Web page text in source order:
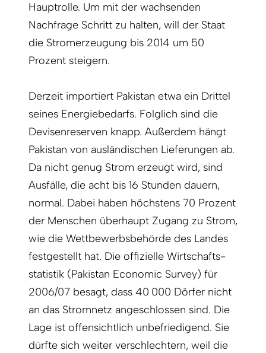
Hauptrolle. Um mit der wachsenden
Nachfrage Schritt zu halten, will der Staat
die Stromerzeugung bis 2014 um 50
Prozent steigern.
Derzeit importiert Pakistan etwa ein Drittel
seines Energiebedarfs. Folglich sind die
Devisenreserven knapp. Außerdem hängt
Pakistan von ausländischen Lieferungen ab.
Da nicht genug Strom erzeugt wird, sind
Ausfälle, die acht bis 16 Stunden dauern,
normal. Dabei haben höchstens 70 Prozent
der Menschen überhaupt Zugang zu Strom,
wie die Wettbewerbs­behörde des Landes
festgestellt hat. Die offizielle Wirtschafts­
statistik (Pakistan Economic Survey) für
2006/07 besagt, dass 40 000 Dörfer nicht
an das Stromnetz an­geschlossen sind. Die
Lage ist offensichtlich unbefriedigend. Sie
dürfte sich weiter verschlechtern, weil die